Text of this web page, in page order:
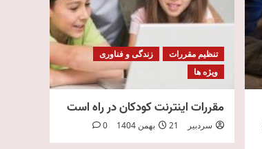
تنظیم مقررات
زندگی و فناوری
ویژه ها
مقررات اینترنت کودکان در راه است
سردبیر 21 بهمن 1404 0